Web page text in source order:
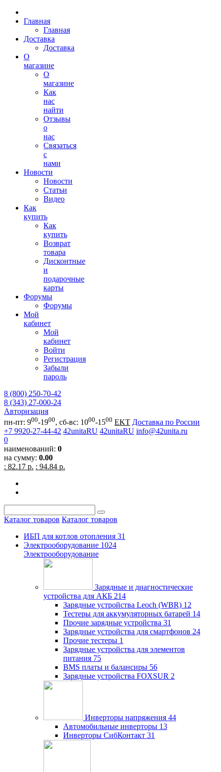
Главная
Главная
Доставка
Доставка
О
магазине
О
магазине
Как
нас
найти
Отзывы
о
нас
Связаться
с
нами
Новости
Новости
Статьи
Видео
Как
купить
Как
купить
Возврат
товара
Дисконтные
и
подарочные
карты
Форумы
Форумы
Мой
кабинет
Мой
кабинет
Войти
Регистрация
Забыли
пароль
8 (800) 250-70-42
8 (343) 27-000-24
Авторизация
пн-пт: 900-1900, сб-вс: 1000-1500 EKT Доставка по России
+7 9920-27-44-42 42unitaRU 42unitaRU info@42unita.ru
0
наименований: 0
на сумму: 0.00
: 82.17 р. : 94.84 р.
Каталог товаров Каталог товаров
ИБП для котлов отопления 31
Электрооборудование 1024
Электрооборудование
Зарядные и диагностические
устройства для АКБ 214
Зарядные устройства Leoch (WBR) 12
Тестеры для аккумуляторных батарей 14
Прочие зарядные устройства 31
Зарядные устройства для смартфонов 24
Прочие тестеры 1
Зарядные устройства для элементов
питания 75
BMS платы и балансиры 56
Зарядные устройства FOXSUR 2
Инверторы напряжения 44
Автомобильные инверторы 13
Инверторы СибКонтакт 31